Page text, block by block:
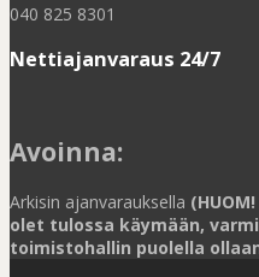
040 825 8301
Nettiajanvaraus 24/7
Avoinna:
Arkisin ajanvarauksella
olet tulossa käymään,
toimistohallin puolella